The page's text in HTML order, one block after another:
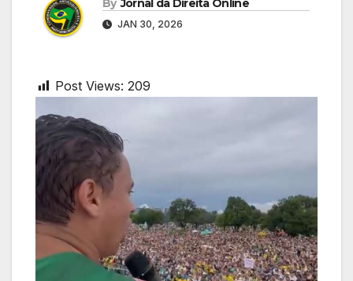
By Jornal da Direita Online
JAN 30, 2026
Post Views: 209